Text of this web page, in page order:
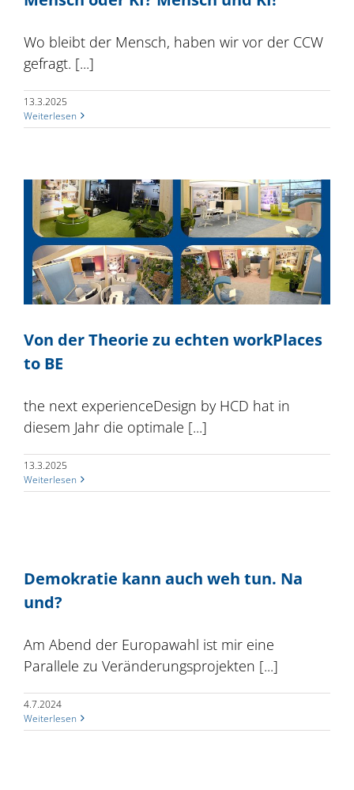
Wo bleibt der Mensch, haben wir vor der CCW
gefragt. [...]
13.3.2025
Weiterlesen
Von der Theorie zu echten workPlaces
to BE
the next experienceDesign by HCD hat in
diesem Jahr die optimale [...]
13.3.2025
Weiterlesen
Demokratie kann auch weh tun. Na
und?
Am Abend der Europawahl ist mir eine
Parallele zu Veränderungsprojekten [...]
4.7.2024
Weiterlesen